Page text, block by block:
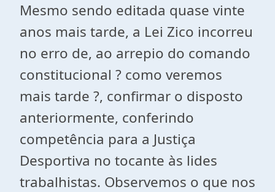
Mesmo sendo editada quase vinte
anos mais tarde, a Lei Zico incorreu
no erro de, ao arrepio do comando
constitucional ? como veremos
mais tarde ?, confirmar o disposto
anteriormente, conferindo
competência para a Justiça
Desportiva no tocante às lides
trabalhistas. Observemos o que nos